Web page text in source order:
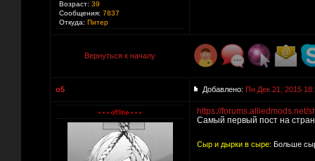
Возраст: 39
Сообщения: 7837
Откуда: Питер
Вернуться к началу
o5 Добавлено: Пн Дек 21, 2015
https://
Самый первый пост на
Сыр и дырки в сыре: Больше